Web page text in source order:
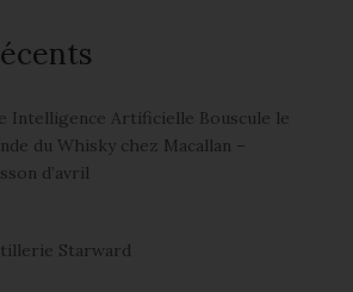
Intelligence Artificielle Bouscule le
du Whisky chez Macallan –
d’avril
Starward